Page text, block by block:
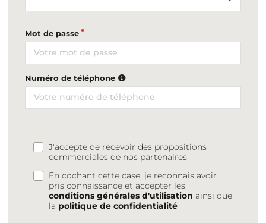
Mot de passe
Numéro de téléphone
J'accepte de recevoir des propositions
commerciales de nos partenaires
En cochant cette case, je reconnais avoir
pris connaissance et accepter les
conditions générales d'utilisation ainsi que
la politique de confidentialité